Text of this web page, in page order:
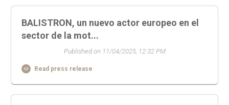
BALISTRON, un nuevo actor europeo en el
sector de la mot...
Published on 11/04/2025, 12:32 PM
Read press release